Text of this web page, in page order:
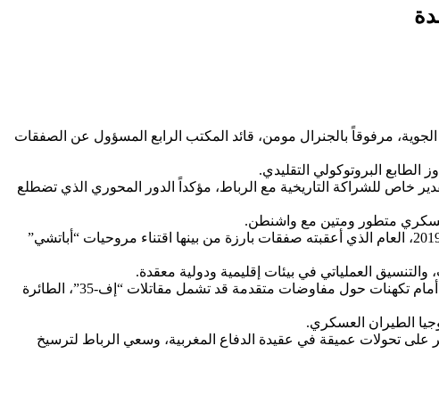
مرفوقاً بالجنرال مومن، قائد المكتب الرابع المسؤول عن الصفقات
الطابع البروتوكولي التقليدي.
خاص للشراكة التاريخية مع الرباط، مؤكداً الدور المحوري الذي تضطلع
عسكري متطور ومتين مع واشنطن.
وتأتي الزيارة في سياق بالغ الأهمية، إذ تُعد أرفع مستوى من التواصل العسكري المباشر بين سلاحي الجو المغربي والأميركي منذ عام 2019، العام الذي أعقبته صفقات بارزة من بينها اقتناء مروحيات “أباتشي”
العملياتي في بيئات إقليمية ودولية معقدة.
ويشير خبراء عسكريون إلى أن مستوى التمثيل المغربي خلال هذه الزيارة يعكس ما يتجاوز مجرد تعزيز الشراكة الثنائية، إذ يفتح الباب أمام تكهنات حول مفاوضات متقدمة قد تشمل مقاتلات “إف-35”، الطائرة
الطيران العسكري.
على تحولات عميقة في عقيدة الدفاع المغربية، وسعي الرباط لترسيخ